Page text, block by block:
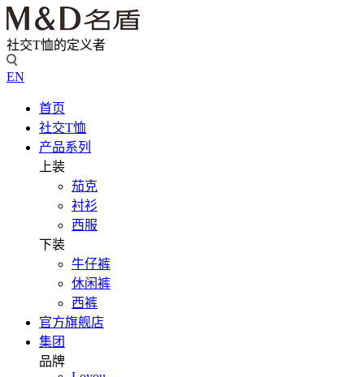
社交T恤的定义者
EN
首页
社交T恤
产品系列
上装
茄克
衬衫
西服
下装
牛仔裤
休闲裤
西裤
官方旗舰店
集团
品牌